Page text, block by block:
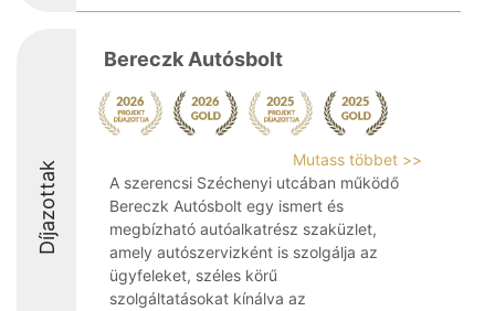
Díjazottak
Bereczk Autósbolt
Mutass többet >>
A szerencsi Széchenyi utcában működő
Bereczk Autósbolt egy ismert és
megbízható autóalkatrész szaküzlet,
amely autószervizként is szolgálja az
ügyfeleket, széles körű
szolgáltatásokat kínálva az